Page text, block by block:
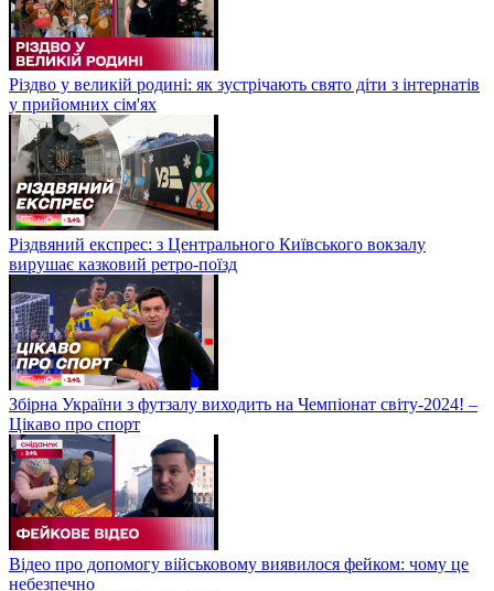
Різдво у великій родині: як зустрічають свято діти з інтернатів
у прийомних сім'ях
Різдвяний експрес: з Центрального Київського вокзалу
вирушає казковий ретро-поїзд
Збірна України з футзалу виходить на Чемпіонат світу-2024! –
Цікаво про спорт
Відео про допомогу військовому виявилося фейком: чому це
небезпечно